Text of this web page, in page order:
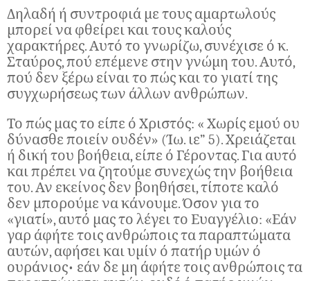
Δηλαδή ή συντροφιά με τους αμαρτωλούς
μπορεί να φθείρει και τους καλούς
χαρακτήρες. Αυτό το γνωρίζω, συνέχισε ό κ.
Σταύρος, πού επέμενε στην γνώμη του. Αυτό,
πού δεν ξέρω είναι το πώς και το γιατί της
συγχωρήσεως των άλλων ανθρώπων.
Το πώς μας το είπε ό Χριστός: « Χωρίς εμού ου
δύνασθε ποιείν ουδέν» (Ίω. ιε” 5). Χρειάζεται
ή δική του βοήθεια, είπε ό Γέροντας. Για αυτό
και πρέπει να ζητούμε συνεχώς την βοήθεια
του. Αν εκείνος δεν βοηθήσει, τίποτε καλό
δεν μπορούμε να κάνουμε. Όσον για το
«γιατί», αυτό μας το λέγει το Ευαγγέλιο: «Εάν
γαρ άφήτε τοις ανθρώποις τα παραπτώματα
αυτών, αφήσει και υμίν ό πατήρ υμών ό
ουράνιος• εάν δε μη άφήτε τοις ανθρώποις τα